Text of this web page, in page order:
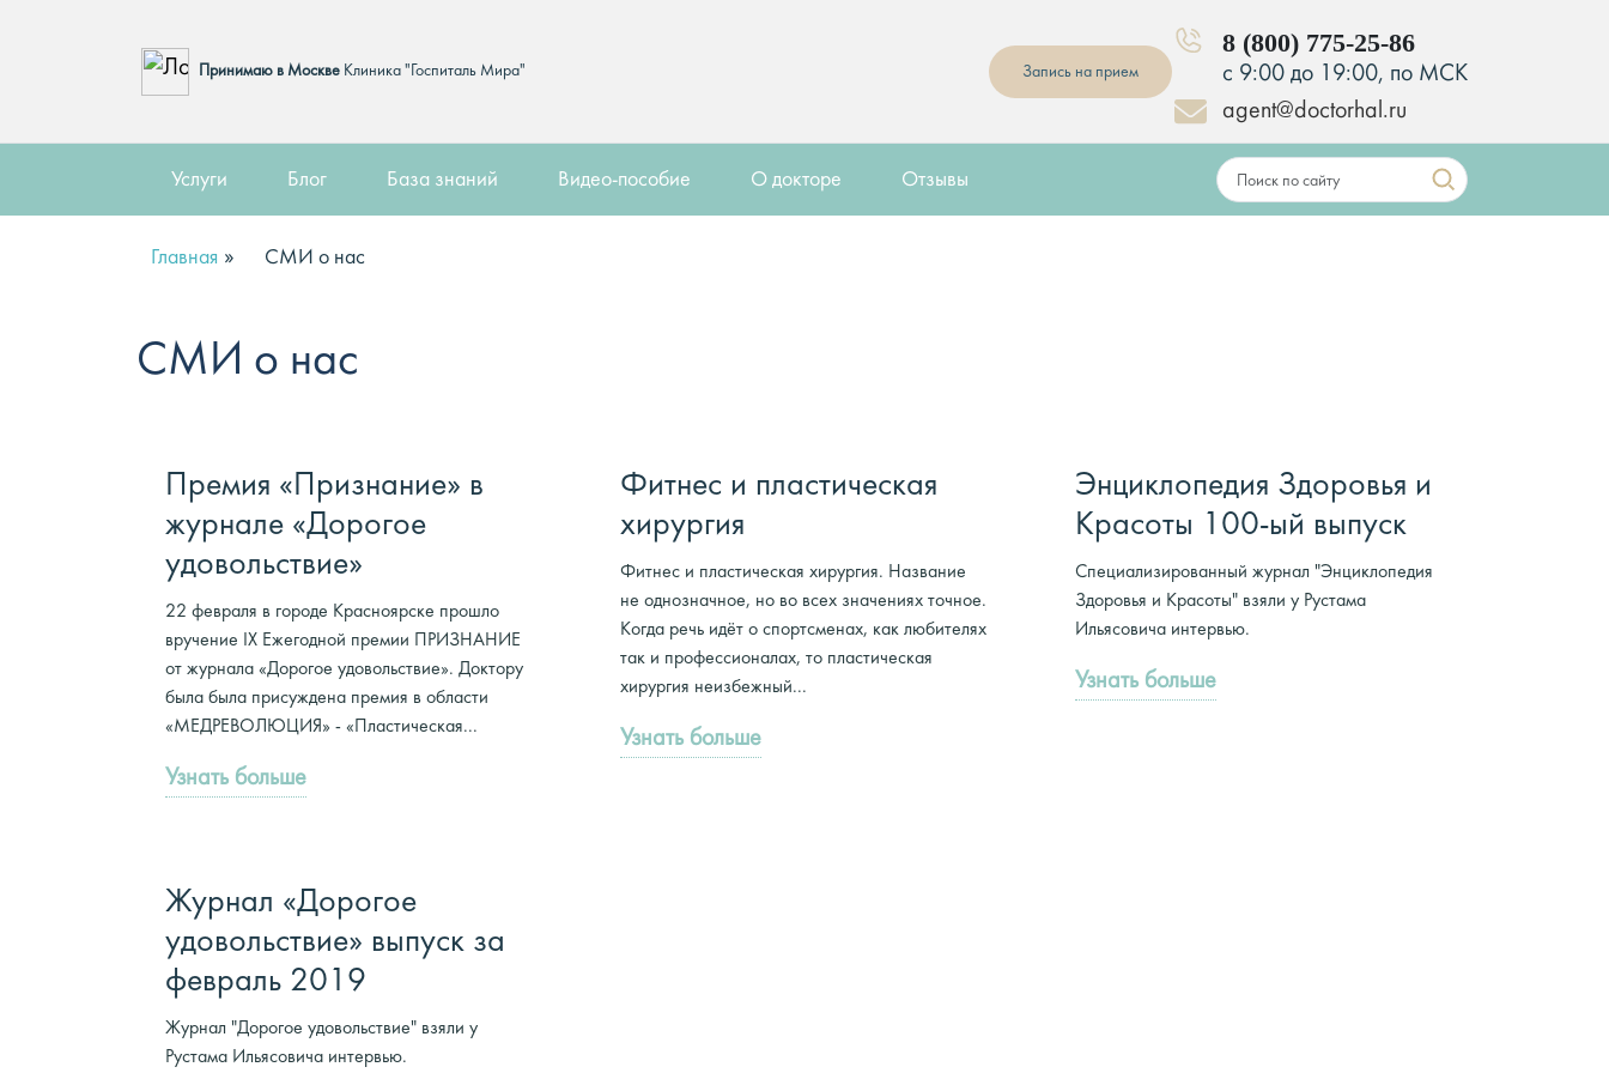
Принимаю в Москве Клиника "Госпиталь Мира" Запись на прием
8 (800) 775-25-86
с 9:00 до 19:00, по МСК
agent@doctorhal.ru
Услуги Блог База знаний Видео-пособие О докторе Отзывы
Главная » СМИ о нас
СМИ о нас
Премия «Признание» в
журнале «Дорогое
удовольствие»
22 февраля в городе Красноярске прошло
вручение IX Ежегодной премии ПРИЗНАНИЕ
от журнала «Дорогое удовольствие». Доктору
была была присуждена премия в области
«МЕДРЕВОЛЮЦИЯ» - «Пластическая...
Узнать больше
Фитнес и пластическая
хирургия
Фитнес и пластическая хирургия. Название
не однозначное, но во всех значениях точное.
Когда речь идёт о спортсменах, как любителях
так и профессионалах, то пластическая
хирургия неизбежный...
Узнать больше
Энциклопедия Здоровья и
Красоты 100-ый выпуск
Специализированный журнал "Энциклопедия
Здоровья и Красоты" взяли у Рустама
Ильясовича интервью.
Узнать больше
Журнал «Дорогое
удовольствие» выпуск за
февраль 2019
Журнал "Дорогое удовольствие" взяли у
Рустама Ильясовича интервью.